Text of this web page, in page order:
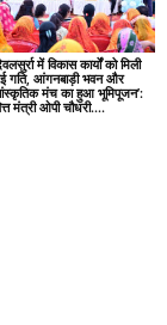
में विकास कार्यों को मिली
गति, आंगनबाड़ी भवन और
मंच का हुआ भूमिपूजन’:
मंत्री ओपी चौधरी….